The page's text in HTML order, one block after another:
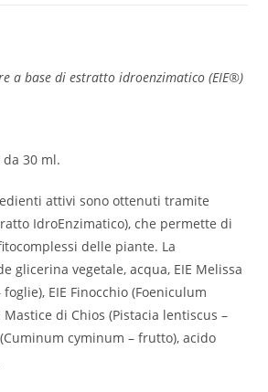
a base di estratto idroenzimatico (EIE®)
da 30 ml.
attivi sono ottenuti tramite
IdroEnzimatico), che permette di
delle piante. La
glicerina vegetale, acqua, EIE Melissa
EIE Finocchio (Foeniculum
Mastice di Chios (Pistacia lentiscus –
cyminum – frutto), acido